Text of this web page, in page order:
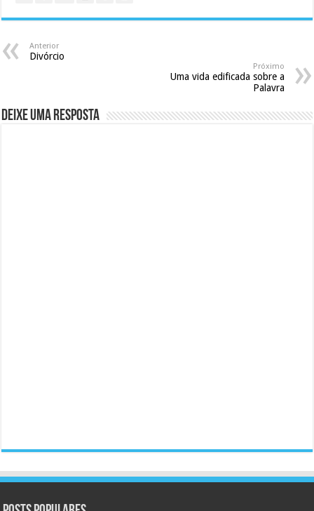
Anterior
Divórcio
Próximo
Uma vida edificada sobre a
Palavra
Deixe uma resposta